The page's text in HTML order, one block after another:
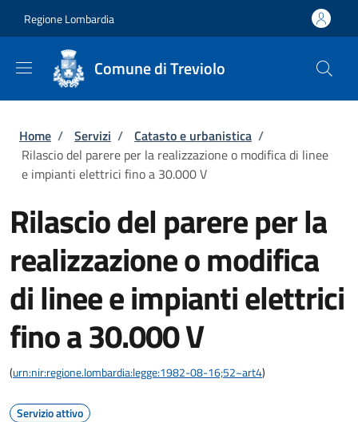
Regione Lombardia
Comune di Treviolo
Briciole di pane
Home / Servizi / Catasto e urbanistica /
Rilascio del parere per la realizzazione o modifica di linee
e impianti elettrici fino a 30.000 V
Rilascio del parere per la
realizzazione o modifica
di linee e impianti elettrici
fino a 30.000 V
(urn:nir:regione.lombardia:legge:1982-08-16;52~art4)
Servizio attivo